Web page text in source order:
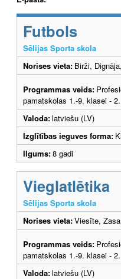
Futbols
Sēlijas Sporta skola
Norises vieta: Birži,
Programmas veids:
pamatskolas 1.-9. klasei -
Valoda:latviešu (LV)
Izglītības ieguves forma:
Ilgums:8 gadi
Vieglatlētika
Sēlijas Sporta skola
Norises vieta:Viesīte,
Programmas veids:
pamatskolas 1.-9. klasei -
Valoda:latviešu (LV)